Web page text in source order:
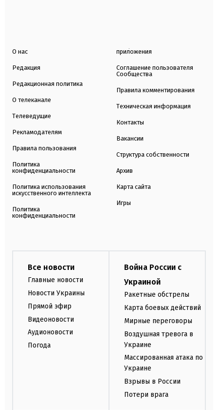
О нас
Редакция
Редакционная политика
О телеканале
Телеведущие
Рекламодателям
Правила пользования
Политика
конфиденциальности
Политика использования
искусственного интеллекта
Политика
конфиденциальности
приложения
Соглашение пользователя
Сообщества
Правила комментирования
Техническая информация
Контакты
Вакансии
Структура собственности
Архив
Карта сайта
Игры
Все новости
Главные новости
Новости Украины
Прямой эфир
Видеоновости
Аудионовости
Погода
Война России с
Украиной
Ракетные обстрелы
Карта боевых действий
Мирные переговоры
Воздушная тревога в
Украине
Массированная атака по
Украине
Взрывы в России
Потери врага